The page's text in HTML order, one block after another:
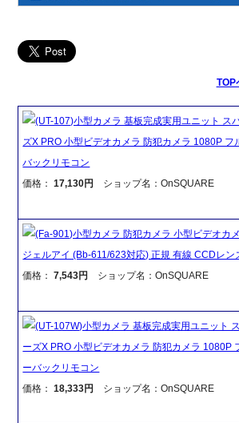
TOP
(UT-107)小型カメラ 基板完成実用ユニット ス
ズX PRO 小型ビデオカメラ 防犯カメラ 1080P フ
バックリモコン
価格：17,130円 ショップ名：OnSQUARE
(Fa-901)小型カメラ 防犯カメラ 小型ビデオカ
ジェルアイ (Bb-611/623対応) 正規 有線 CCDレン
価格：7,543円 ショップ名：OnSQUARE
(UT-107W)小型カメラ 基板完成実用ユニット
ーズX PRO 小型ビデオカメラ 防犯カメラ 1080P
ーバックリモコン
価格：18,333円 ショップ名：OnSQUARE